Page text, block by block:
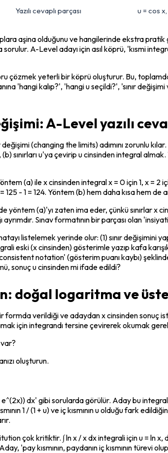
Yazılı cevaplı parçası u = cos
aşina olduğunu ve hangilerinde ekstra
A-Level adayı için asıl köprü, 'kısmi
çözmek yeterli bir köprü oluşturur. Bu,
'hangi kalıp?', 'hangi u seçildi?', 'sınır
A-Level yazılı
(changing the limits) adımını zorunlu
sınırları u'ya çevirip u cinsinden integral
(a) ile x cinsinden integral x = 0 için 1, x =
= 125 - 1 = 124. Yöntem (b) hem daha kısa hem
(a)'yı zaten ima eder, çünkü sınırlar x
ayrımdır. Sınav formatının bir parçası olan
listelemek yerinde olur: (1) sınır değişimini
eski (x cinsinden) gösterimle yazıp kafa
notation' (gösterim puanı kaybı)
sonuç u cinsinden mi ifade edildi?
doğal logaritma ve
verildiği ve adaydan x cinsinden sonuç
için integrandı tersine çevirerek okumak
var?
oluşturun.
dx' gibi sorularda görülür. Aday bu
1 / (1 + u) ve iç kısmının u olduğu fark
çok kritiktir. ∫ ln x / x dx integrali için u = ln x,
'pay kısmının, paydanın iç kısmının türevi